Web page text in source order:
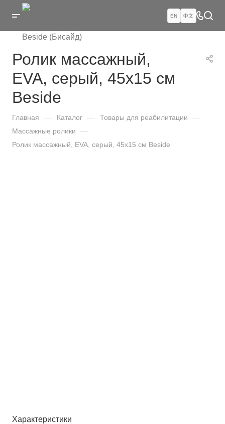
EN 中文
Ролик массажный,
EVA, серый, 45х15 см
Beside
Главная — Каталог — Товары для реабилитации —
Массажные ролики —
Ролик массажный, EVA, серый, 45х15 см Beside
Характеристики